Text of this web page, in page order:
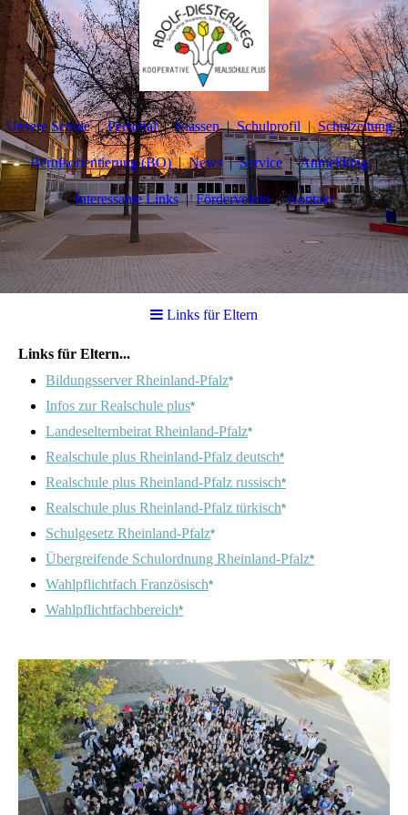
Unsere Schule Personal Klassen Schulprofil Schulzeitung
Berufsorientierung (BO) News Service Anmeldung
Interessante Links Förderverein Kontakt
Links für Eltern
Links für Eltern...
Bildungsserver Rheinland-Pfalz*
Infos zur Realschule plus*
Landeselternbeirat Rheinland-Pfalz*
Realschule plus Rheinland-Pfalz deutsch*
Realschule plus Rheinland-Pfalz russisch*
Realschule plus Rheinland-Pfalz türkisch*
Schulgesetz Rheinland-Pfalz*
Übergreifende Schulordnung Rheinland-Pfalz*
Wahlpflichtfach Französisch*
Wahlpflichtfachbereich*